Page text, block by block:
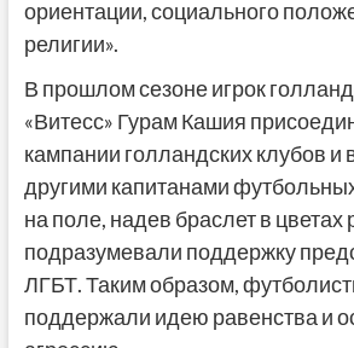
ориентации, социального
религии».
В прошлом сезоне игрок
«Витесс» Гурам Кашия
кампании голландских клубов и
другими капитанами
на поле, надев браслет в цветах
подразумевали поддержку
ЛГБТ. Таким образом,
поддержали идею равенства и